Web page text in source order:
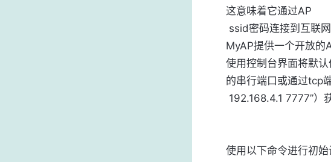
这意味着它通过AP
MyAP提供一个开放的
使用控制台界面将默
的串行端口或通过tcp
192.168.4.1 7777”）
使用以下命令进行初始